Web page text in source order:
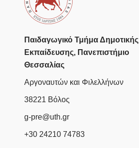
Παιδαγωγικό Τμήμα Δημοτικής
Εκπαίδευσης, Πανεπιστήμιο
Θεσσαλίας
Αργοναυτών και Φιλελλήνων
38221 Βόλος
g-pre@uth.gr
+30 24210 74783